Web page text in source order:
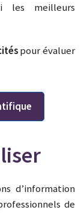
les meilleurs
pour évaluer
d’information
de